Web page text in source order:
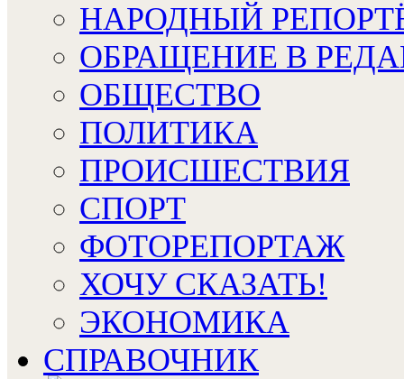
НАРОДНЫЙ
ОБРАЩЕНИЕ В
ОБЩЕСТВО
ПОЛИТИКА
ПРОИСШЕСТВИЯ
СПОРТ
ФОТОРЕПОРТАЖ
ХОЧУ СКАЗАТЬ!
ЭКОНОМИКА
СПРАВОЧНИК